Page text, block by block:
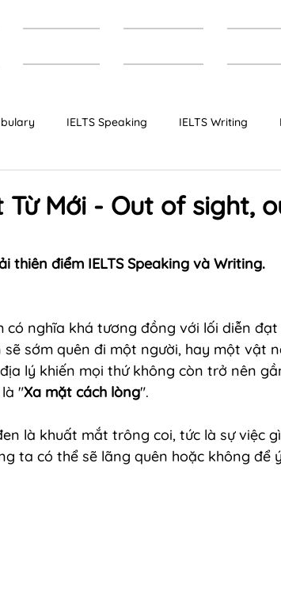
IELTS Speaking IELTS Writing
Từ Mới - Out of sight,
thiên điểm IELTS Speaking và Writing.
có nghĩa khá tương đồng với lối diễn
sớm quên đi một người, hay một vật
lý khiến mọi thứ không còn trở nên
"Xa mặt cách lòng".
là khuất mắt trông coi, tức là sự việc
ta có thể sẽ lãng quên hoặc không để